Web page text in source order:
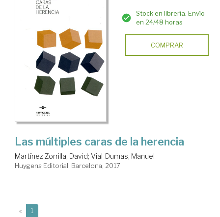
Stock en librería. Envío
en 24/48 horas
COMPRAR
Las múltiples caras de la herencia
Martínez Zorrilla, David; Vial-Dumas, Manuel
Huygens Editorial. Barcelona, 2017
« 1